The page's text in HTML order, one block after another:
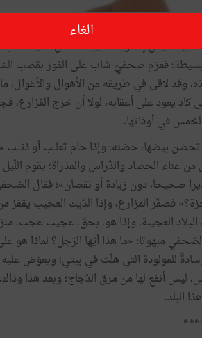
وأطفالهما؛ولكنّ
ديكٌ،ليسإلاّ!ولكنّهديك،لاككلّالدّيكة،
فعزم صحفيّ شاب على الفوزبقصب
وقد لاقى في طريقه من الأهوال والأغوال، ما
كاد يعود علىأعقابه، لولاأن خرج المُزارع،
فيأوقاتها.
تحضن بيضها، حضنه؛ وإذا حام ثعلــبأوذئـــب
من عناء الحصاد والدِّراس والمذراة؛ يقوم اللّيل
صحيحا،دون زيادة أو نقصان»؛ فقال
» فصفّرالمزارع، وإذا الدّيك العجيب يقفز
البلاد العجيبة، وإذا هو، بحقّ، عجيب عجب،
مبهوتا:
«ما هذاأيّها الرّجل؟ لماذا هو
للمولودة التي هلّت في بيتي؛ ويعوّض عليه
ليسأنفع لها من مرق الدّجاج؛ وبعد هذا وذاك،
هذا البلد.
الغاء